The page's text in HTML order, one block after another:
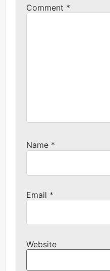
Comment *
Name *
Email *
Website